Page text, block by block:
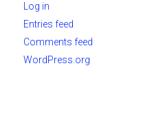
Log in
Entries feed
Comments feed
WordPress.org